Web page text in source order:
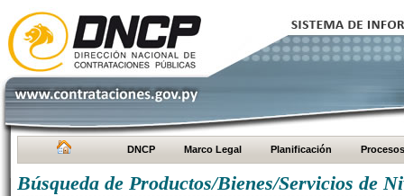
DNCP Marco Legal Planificación Procesos
Búsqueda de Productos/Bienes/Servicios de